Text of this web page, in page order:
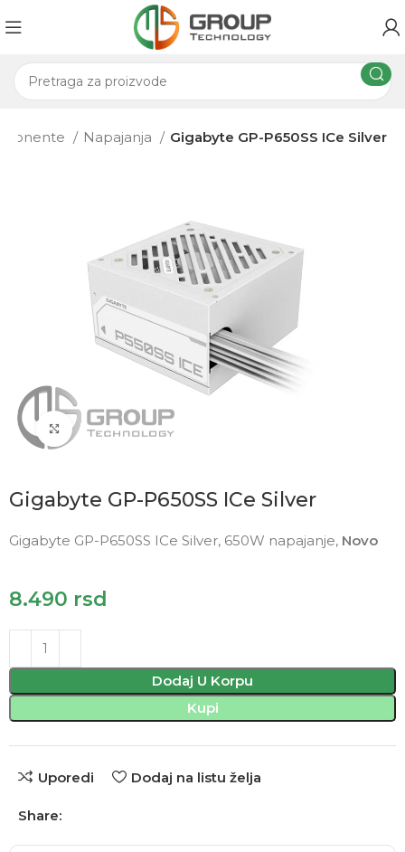
Napajanja Gigabyte GP-P650SS ICe Silver
Click to enlarge
Gigabyte GP-P650SS ICe Silver
Gigabyte GP-P650SS ICe Silver, 650W napajanje, Novo
8.490 rsd
Dodaj U Korpu
Kupi
Uporedi Dodaj na listu želja
Share: